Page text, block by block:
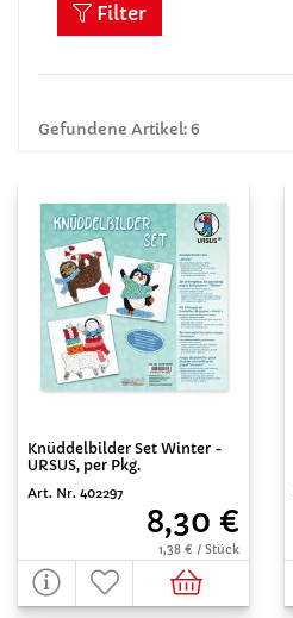
Gefundene Artikel: 6
Filter
Knüddelbilder Set Winter -
URSUS, per Pkg.
Art. Nr. 402297
8,30 €
1,38 € / Stück